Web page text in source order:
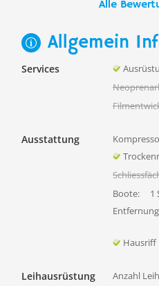
Alle
Allgemein
Services
Ausstattung
Boote:
1
Hausriff
Leihausrüstung Anzahl